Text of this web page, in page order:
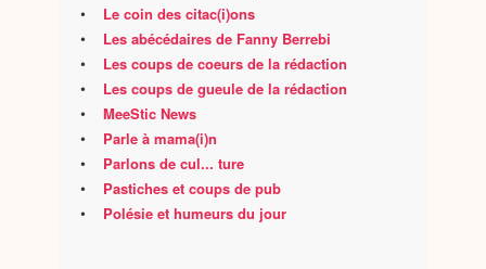
• Le coin des citac(i)ons
• Les abécédaires de Fanny Berrebi
• Les coups de coeurs de la rédaction
• Les coups de gueule de la rédaction
• MeeStic News
• Parle à mama(i)n
• Parlons de cul... ture
• Pastiches et coups de pub
• Polésie et humeurs du jour